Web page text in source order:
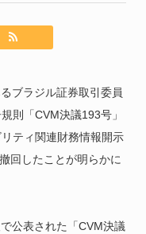
ブラジル証券取引委員
則「CVM決議193号」
ティ関連財務情報開示
回したことが明らかに
公表された「CVM決議